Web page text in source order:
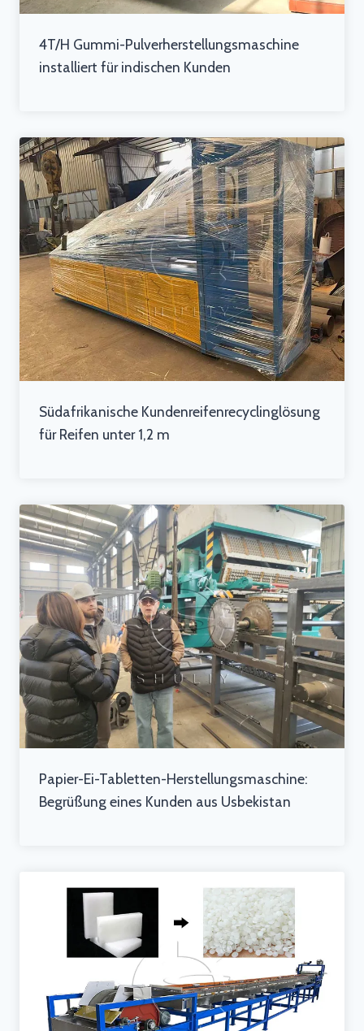
4T/H Gummi-Pulverherstellungsmaschine
installiert für indischen Kunden
Südafrikanische Kundenreifenrecyclinglösung
für Reifen unter 1,2 m
Papier-Ei-Tabletten-Herstellungsmaschine:
Begrüßung eines Kunden aus Usbekistan